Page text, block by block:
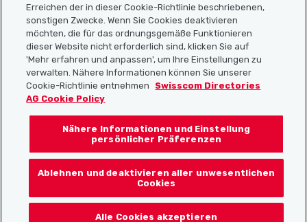
Nützliche Links
Localcities App herunterladen
Folgt uns auf:
Erreichen der in dieser Cookie-Richtlinie beschriebenen,
sonstigen Zwecke. Wenn Sie Cookies deaktivieren
möchten, die für das ordnungsgemäße Funktionieren
dieser Website nicht erforderlich sind, klicken Sie auf
'Mehr erfahren und anpassen', um Ihre Einstellungen zu
verwalten. Nähere Informationen können Sie unserer
Cookie-Richtlinie entnehmen
Swisscom Directories
AG Cookie Policy
Nähere Informationen und Einstellung
persönlicher Präferenzen
Ablehnen und deaktivieren aller unwesentlichen
Cookies
Alle Cookies akzeptieren